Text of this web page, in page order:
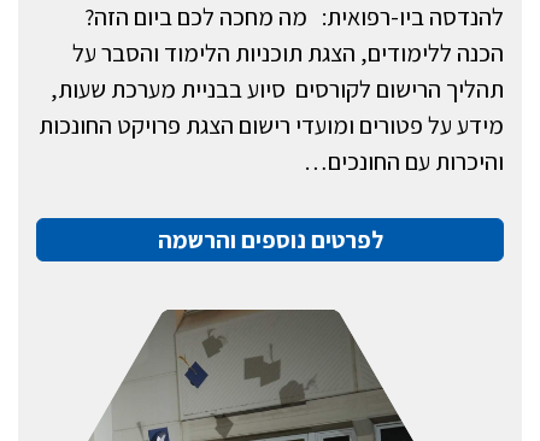
להנדסה ביו-רפואית: מה מחכה לכם ביום הזה?
הכנה ללימודים, הצגת תוכניות הלימוד והסבר על
תהליך הרישום לקורסים ‎‎‏‏‏‏ סיוע בבניית מערכת שעות,
מידע על פטורים ומועדי רישום הצגת פרויקט החונכות
והיכרות עם החונכים…
לפרטים נוספים והרשמה